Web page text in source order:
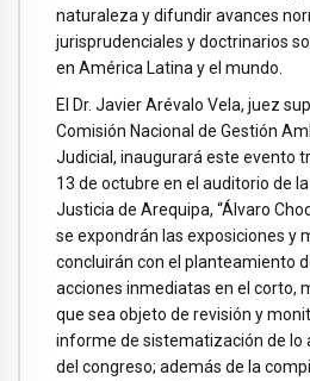
naturaleza y difundir avances
jurisprudenciales y doctrinarios
en América Latina y el mundo.
El Dr. Javier Arévalo Vela, juez
Comisión Nacional de Gestión
Judicial, inaugurará este evento
13 de octubre en el auditorio de
Justicia de Arequipa, “Álvaro
se expondrán las exposiciones y
concluirán con el planteamiento
acciones inmediatas en el corto,
que sea objeto de revisión y
informe de sistematización de lo
del congreso; además de la